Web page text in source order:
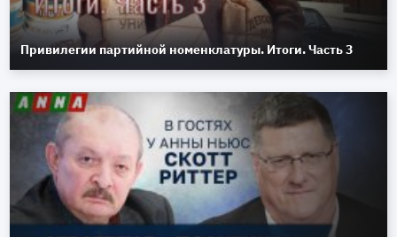
Привилегии партийной номенклатуры. Итоги. Часть 3